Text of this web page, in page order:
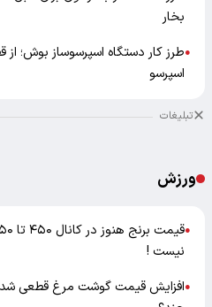
بخار
●طرز کار دستگاه اسپرسوساز بوش؛
اسپرسو
تبلیغات
ورزش
●
نیست !
●افزایش قیمت گوشت مرغ قطعی